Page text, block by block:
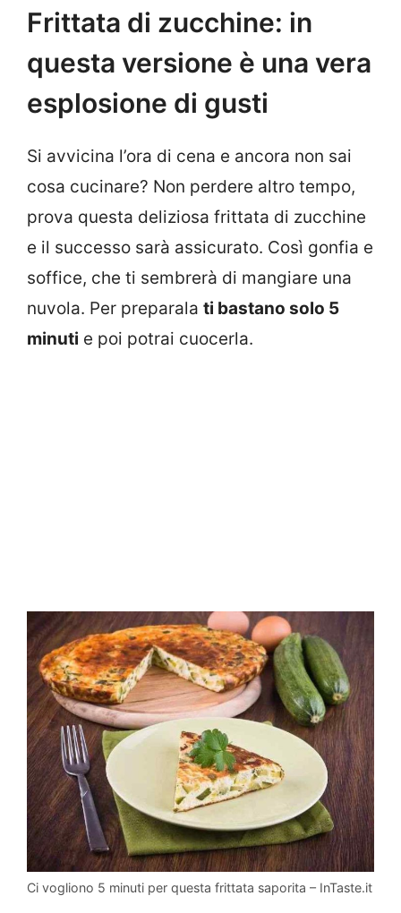
Frittata di zucchine: in
questa versione è una vera
esplosione di gusti
Si avvicina l’ora di cena e ancora non sai
cosa cucinare? Non perdere altro tempo,
prova questa deliziosa frittata di zucchine
e il successo sarà assicurato. Così gonfia e
soffice, che ti sembrerà di mangiare una
nuvola. Per preparala ti bastano solo 5
minuti e poi potrai cuocerla.
Ci vogliono 5 minuti per questa frittata saporita – InTaste.it